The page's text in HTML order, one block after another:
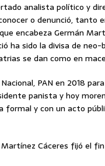
analista político y
o denunció, tanto
encabeza Germán
ha sido la divisa de
se dan como en
PAN en 2018
panista y hoy
y con un acto
Cáceres fijó el